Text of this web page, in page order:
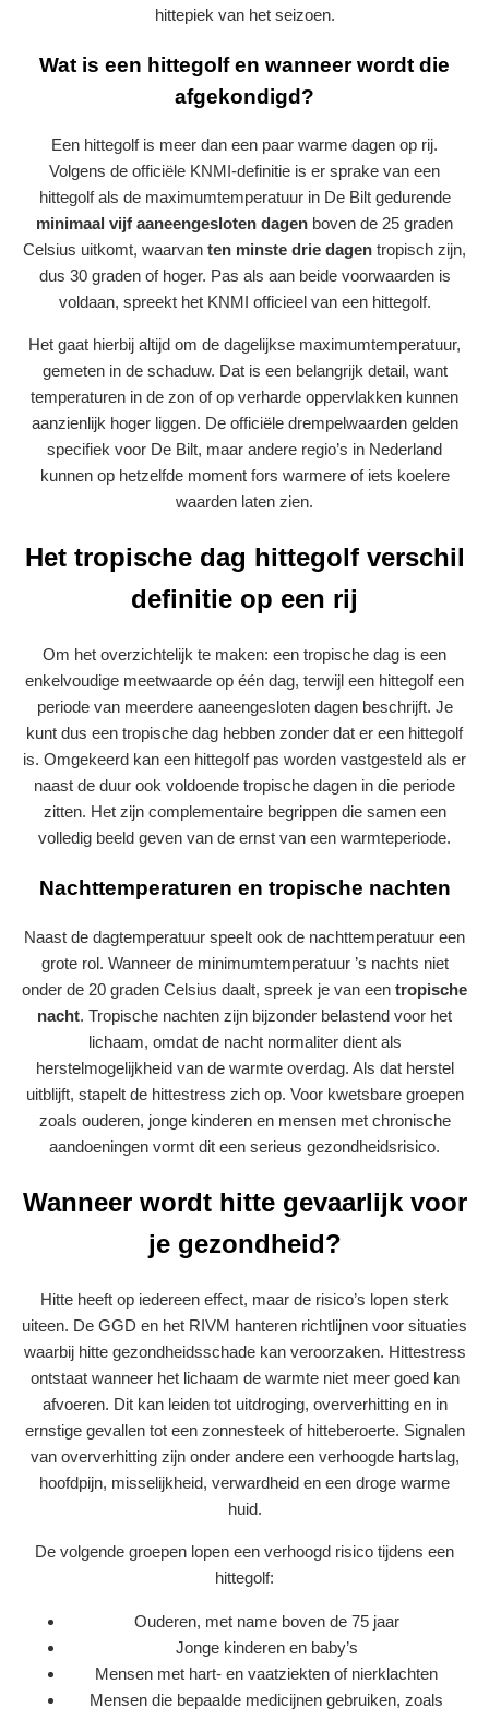
hittepiek van het seizoen.
Wat is een hittegolf en wanneer wordt die
afgekondigd?
Een hittegolf is meer dan een paar warme dagen op rij.
Volgens de officiële KNMI-definitie is er sprake van een
hittegolf als de maximumtemperatuur in De Bilt gedurende
minimaal vijf aaneengesloten dagen boven de 25 graden
Celsius uitkomt, waarvan ten minste drie dagen tropisch zijn,
dus 30 graden of hoger. Pas als aan beide voorwaarden is
voldaan, spreekt het KNMI officieel van een hittegolf.
Het gaat hierbij altijd om de dagelijkse maximumtemperatuur,
gemeten in de schaduw. Dat is een belangrijk detail, want
temperaturen in de zon of op verharde oppervlakken kunnen
aanzienlijk hoger liggen. De officiële drempelwaarden gelden
specifiek voor De Bilt, maar andere regio’s in Nederland
kunnen op hetzelfde moment fors warmere of iets koelere
waarden laten zien.
Het tropische dag hittegolf verschil
definitie op een rij
Om het overzichtelijk te maken: een tropische dag is een
enkelvoudige meetwaarde op één dag, terwijl een hittegolf een
periode van meerdere aaneengesloten dagen beschrijft. Je
kunt dus een tropische dag hebben zonder dat er een hittegolf
is. Omgekeerd kan een hittegolf pas worden vastgesteld als er
naast de duur ook voldoende tropische dagen in die periode
zitten. Het zijn complementaire begrippen die samen een
volledig beeld geven van de ernst van een warmteperiode.
Nachttemperaturen en tropische nachten
Naast de dagtemperatuur speelt ook de nachttemperatuur een
grote rol. Wanneer de minimumtemperatuur ’s nachts niet
onder de 20 graden Celsius daalt, spreek je van een tropische
nacht. Tropische nachten zijn bijzonder belastend voor het
lichaam, omdat de nacht normaliter dient als
herstelmogelijkheid van de warmte overdag. Als dat herstel
uitblijft, stapelt de hittestress zich op. Voor kwetsbare groepen
zoals ouderen, jonge kinderen en mensen met chronische
aandoeningen vormt dit een serieus gezondheidsrisico.
Wanneer wordt hitte gevaarlijk voor
je gezondheid?
Hitte heeft op iedereen effect, maar de risico’s lopen sterk
uiteen. De GGD en het RIVM hanteren richtlijnen voor situaties
waarbij hitte gezondheidsschade kan veroorzaken. Hittestress
ontstaat wanneer het lichaam de warmte niet meer goed kan
afvoeren. Dit kan leiden tot uitdroging, oververhitting en in
ernstige gevallen tot een zonnesteek of hitteberoerte. Signalen
van oververhitting zijn onder andere een verhoogde hartslag,
hoofdpijn, misselijkheid, verwardheid en een droge warme
huid.
De volgende groepen lopen een verhoogd risico tijdens een
hittegolf:
Ouderen, met name boven de 75 jaar
Jonge kinderen en baby’s
Mensen met hart- en vaatziekten of nierklachten
Mensen die bepaalde medicijnen gebruiken, zoals